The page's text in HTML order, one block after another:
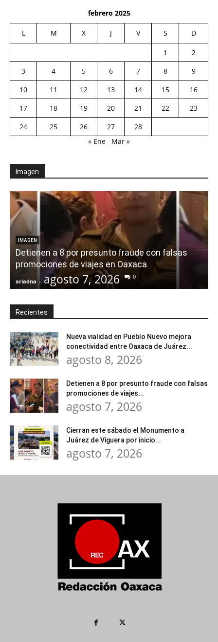
febrero 2025
L M X J V S D
1
2
3
4 5 6 7 8
9
10
11 12 13 14 15
16
17
18 19 20 21 22
23
24
25 26 27
28
« Ene
Mar »
Imagen
IMAGEN
Detienen a 8 por presunto fraude con falsas
promociones de viajes en Oaxaca
ariadna - agosto 7, 2026 0
Recientes
Nueva vialidad en Pueblo Nuevo mejora
conectividad entre Oaxaca de Juárez...
agosto 8, 2026
Detienen a 8 por presunto fraude con falsas
promociones de viajes...
agosto 7, 2026
Cierran este sábado el Monumento a
Juárez de Viguera por inicio...
agosto 7, 2026